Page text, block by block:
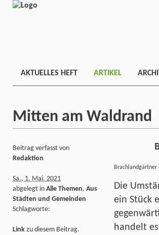
AKTUELLES HEFT ARTIKEL
Mitten am Waldrand
Die
ein Stück
handelt
Beitrag verfasst von
Redaktion
Sa., 1. Mai. 2021
abgelegt in Alle Themen, Aus
Städten und Gemeinden
Schlagworte:
Link zu diesem Beitrag.